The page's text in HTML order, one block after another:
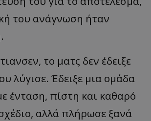
του ανάγνωση ήταν
το ματς δεν έδειξε
λύγισε. Έδειξε μια ομάδα
ένταση, πίστη και καθαρό
αλλά πλήρωσε ξανά